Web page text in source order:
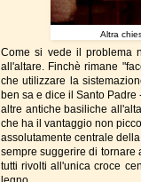
Altra
Come si vede il problema
all'altare. Finchè rimane
che utilizzare la
ben sa e dice il Santo
altre antiche basiliche
che ha il vantaggio non
assolutamente centrale
sempre suggerire di tornare
tutti rivolti all'unica croce